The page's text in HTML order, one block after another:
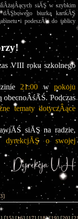
siĂŞ w szybkim
biurka kartkĂŞ
i podeszÂła do tablicy
21:00 w pokoju
Podczas
tematy dotyczÂące
siĂŞ na radzie,
dyrekcjĂŞ o swojej